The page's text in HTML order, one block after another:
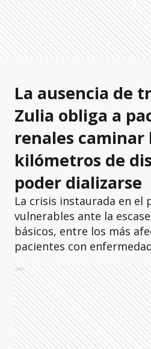
La ausencia de
Zulia obliga a
renales caminar
kilómetros de
poder dializarse
La crisis instaurada en el
vulnerables ante la
básicos, entre los más
pacientes con
Ads